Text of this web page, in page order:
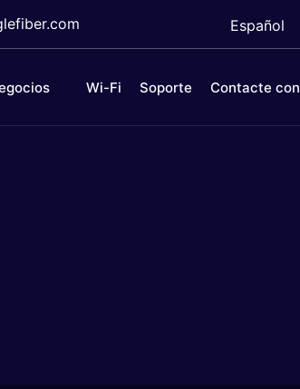
Español
Wi-Fi Soporte Contacte con